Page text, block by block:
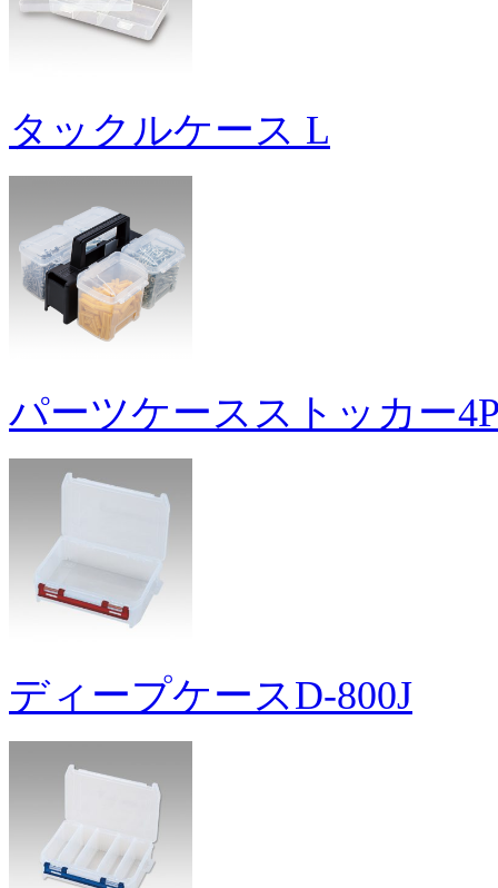
タックルケース L
パーツケースストッカー
ディープケースD-800J